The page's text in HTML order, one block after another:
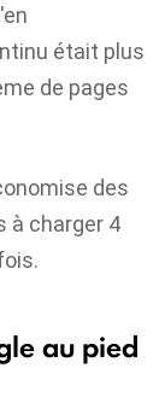
était plus
de pages
des
à charger 4
au pied